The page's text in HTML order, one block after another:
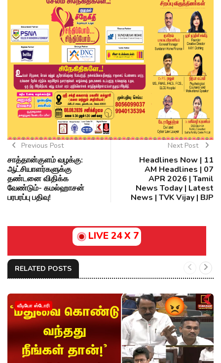
Previous Post
சாத்தான்குளம் வழக்கு:
ஆட்சியாளர்களுக்கு
தண்டனை விதிக்க
வேண்டும்- கமல்ஹாசன்
பரபரப்பு பதிவு!
Next Post
Headlines Now | 11
AM Headlines | 07
APR 2026 | Tamil
News Today | Latest
News | TVK Vijay | BJP
LIVE 24 X 7
RELATED POSTS
வீடியோ ஸ்டோரி